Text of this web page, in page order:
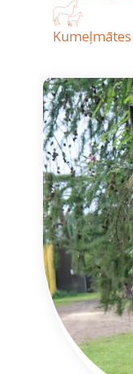
Kumeļmātes